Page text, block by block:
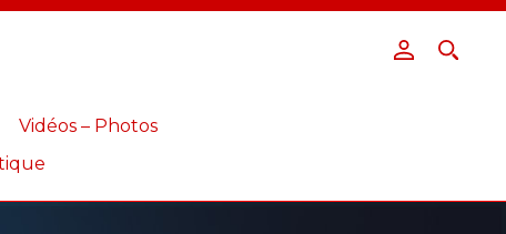
Vidéos – Photos